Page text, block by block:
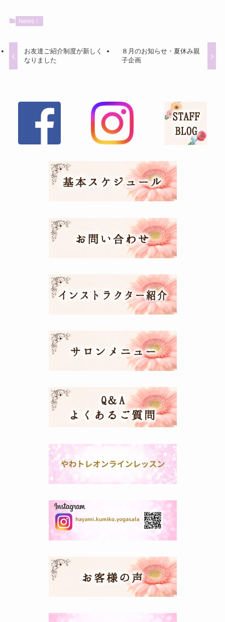
News！
お友達ご紹介制度が新しく
なりました
８月のお知らせ・夏休み親
子企画